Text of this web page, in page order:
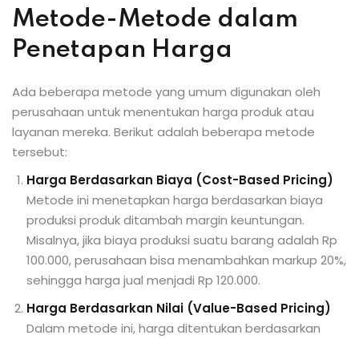
Metode-Metode dalam
Penetapan Harga
Ada beberapa metode yang umum digunakan oleh
perusahaan untuk menentukan harga produk atau
layanan mereka. Berikut adalah beberapa metode
tersebut:
Harga Berdasarkan Biaya (Cost-Based Pricing)
Metode ini menetapkan harga berdasarkan biaya
produksi produk ditambah margin keuntungan.
Misalnya, jika biaya produksi suatu barang adalah Rp
100.000, perusahaan bisa menambahkan markup 20%,
sehingga harga jual menjadi Rp 120.000.
Harga Berdasarkan Nilai (Value-Based Pricing)
Dalam metode ini, harga ditentukan berdasarkan